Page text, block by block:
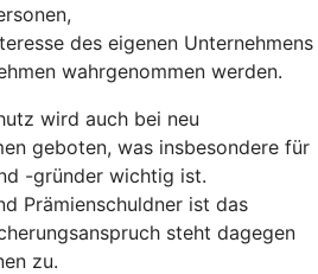
des eigenen Unternehmens
wahrgenommen werden.
wird auch bei neu
geboten, was insbesondere für
-gründer wichtig ist.
Prämienschuldner ist das
steht dagegen
zu.